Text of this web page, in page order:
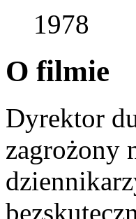
1978
O filmie
Dyrektor
zagrożony